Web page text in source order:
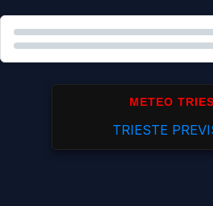
METEO
TRIESTE